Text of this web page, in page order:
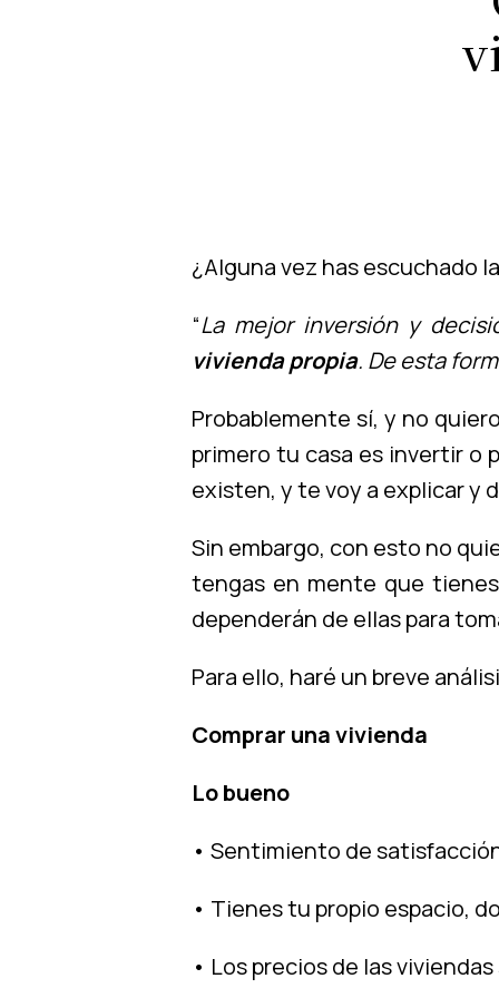
¿Alguna vez has escuchado
“La mejor inversión y
vivienda propia. De esta
Probablemente sí, y no
primero tu casa es invertir o
existen, y te voy a explicar y
Sin embargo, con esto no
tengas en mente que
dependerán de ellas para
Para ello, haré un breve
Comprar una vivienda
Lo bueno
• Sentimiento de
• Tienes tu propio espacio,
• Los precios de las